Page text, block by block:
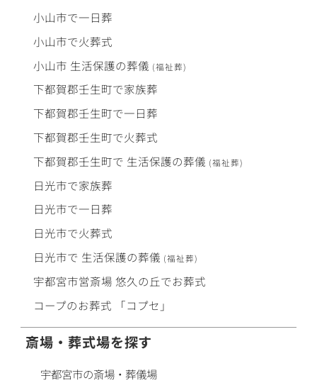
小山市で一日葬
小山市で火葬式
小山市 生活保護の葬儀 (福祉葬)
下都賀郡壬生町で家族葬
下都賀郡壬生町で一日葬
下都賀郡壬生町で火葬式
下都賀郡壬生町で 生活保護の葬儀 (福祉葬)
日光市で家族葬
日光市で一日葬
日光市で火葬式
日光市で 生活保護の葬儀 (福祉葬)
宇都宮市営斎場悠久の丘でお葬式
コープのお葬式 「コプセ」
斎場・葬式場を探す
宇都宮市の斎場・葬儀場